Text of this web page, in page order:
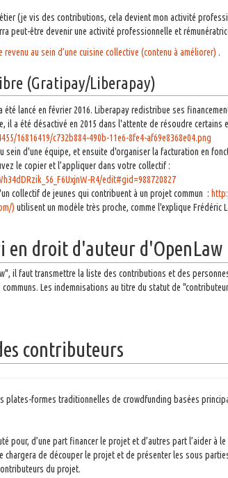
(je vis des contributions, cela devient mon activité
peut-être devenir une activité professionnelle et
au sein d’une cuisine collective (contenu à améliorer) .
(Gratipay/Liberapay)
lancé en février 2016. Liberapay redistribue ses
a été désactivé en 2015 dans l'attente de résoudre certains
16816419/c732b884-490b-11e6-8fe4-af69e8368e04.png
d'une équipe, et ensuite d'organiser la facturation en
le copier et l’appliquer dans votre collectif :
R4/edit#gid=988720827
collectif de jeunes qui contribuent à un projet commun :
) utilisent un modèle très proche, comme l'explique Frédéric
en droit d'auteur d'OpenLaw
il faut transmettre la liste des contributions et des
Les indemnisations au titre du statut de
contributeurs
formes traditionnelles de crowdfunding basées
pour, d’une part financer le projet et d’autres part l’aider à
de découper le projet et de présenter les sous
du projet.